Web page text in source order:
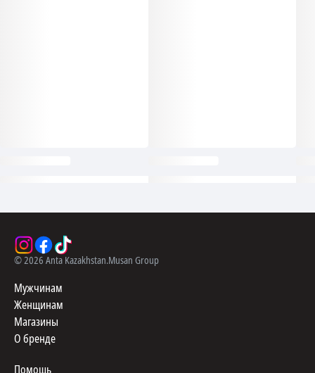
©2026 Anta Kazakhstan.Musan Group
Мужчинам
Женщинам
Магазины
О бренде